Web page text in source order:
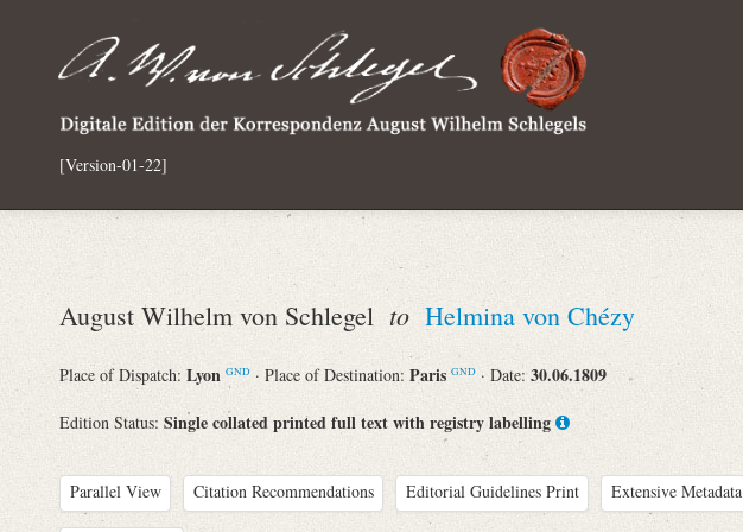
[Version-01-22]
August Wilhelm von Schlegel to Helmina von Chézy
Place of Dispatch: Lyon GND · Place of Destination: Paris GND · Date: 30.06.1809
Edition Status: Single collated printed full text with registry labelling
Parallel View Citation Recommendations Editorial Guidelines Print Extensive Metadata